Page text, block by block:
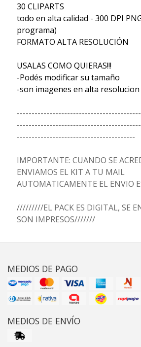
30 CLIPARTS
todo en alta calidad - 300 DPI
programa)
FORMATO ALTA RESOLUCIÓN
USALAS COMO QUIERAS!!!
-Podés modificar su tamaño
-son imagenes en alta resolucion
----------------------------------------
IMPORTANTE: CUANDO SE
ENVIAMOS EL KIT A TU MAIL
AUTOMATICAMENTE EL ENVIO
/////////EL PACK ES DIGITAL, SE
SON IMPRESOS///////
MEDIOS DE PAGO
MEDIOS DE ENVÍO